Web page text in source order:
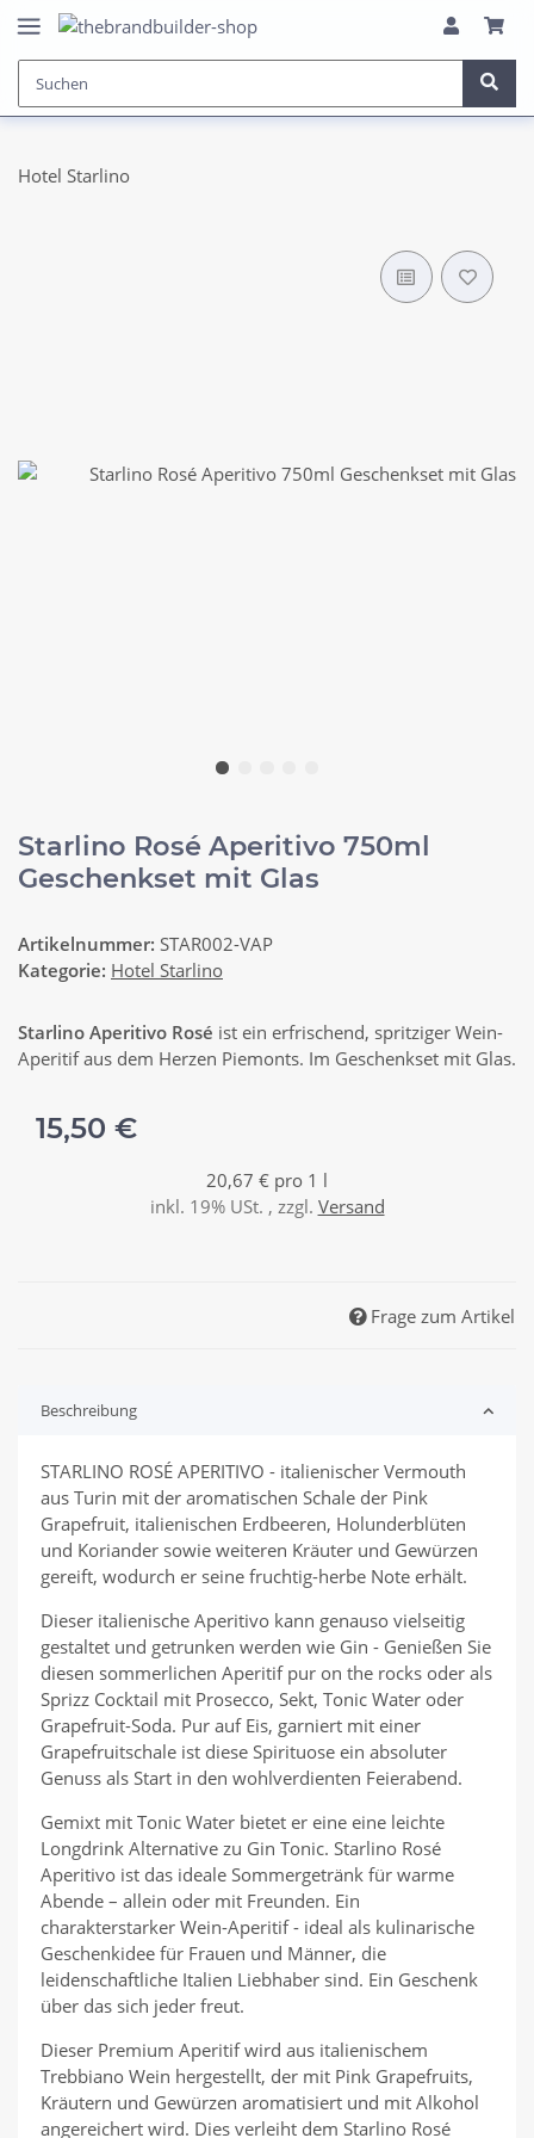
Hotel Starlino
Starlino Rosé Aperitivo 750ml
Geschenkset mit Glas
Artikelnummer: STAR002-VAP
Kategorie: Hotel Starlino
Starlino Aperitivo Rosé ist ein erfrischend, spritziger Wein-
Aperitif aus dem Herzen Piemonts. Im Geschenkset mit Glas.
15,50 €
20,67 € pro 1 l
inkl. 19% USt. , zzgl. Versand
Frage zum Artikel
Beschreibung
STARLINO ROSÉ APERITIVO - italienischer Vermouth
aus Turin mit der aromatischen Schale der Pink
Grapefruit, italienischen Erdbeeren, Holunderblüten
und Koriander sowie weiteren Kräuter und Gewürzen
gereift, wodurch er seine fruchtig-herbe Note erhält.
Dieser italienische Aperitivo kann genauso vielseitig
gestaltet und getrunken werden wie Gin - Genießen Sie
diesen sommerlichen Aperitif pur on the rocks oder als
Sprizz Cocktail mit Prosecco, Sekt, Tonic Water oder
Grapefruit-Soda. Pur auf Eis, garniert mit einer
Grapefruitschale ist diese Spirituose ein absoluter
Genuss als Start in den wohlverdienten Feierabend.
Gemixt mit Tonic Water bietet er eine eine leichte
Longdrink Alternative zu Gin Tonic. Starlino Rosé
Aperitivo ist das ideale Sommergetränk für warme
Abende – allein oder mit Freunden. Ein
charakterstarker Wein-Aperitif - ideal als kulinarische
Geschenkidee für Frauen und Männer, die
leidenschaftliche Italien Liebhaber sind. Ein Geschenk
über das sich jeder freut.
Dieser Premium Aperitif wird aus italienischem
Trebbiano Wein hergestellt, der mit Pink Grapefruits,
Kräutern und Gewürzen aromatisiert und mit Alkohol
angereichert wird. Dies verleiht dem Starlino Rosé